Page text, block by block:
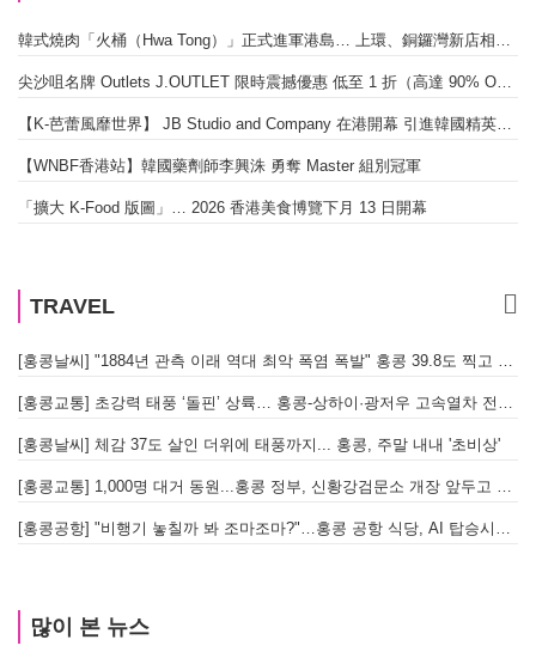
韓式燒肉「火桶（Hwa Tong）」正式進軍港島… 上環、銅鑼灣新店相繼開幕
尖沙咀名牌 Outlets J.OUTLET 限時震撼優惠 低至 1 折（高達 90% OFF）
【K-芭蕾風靡世界】 JB Studio and Company 在港開幕 引進韓國精英芭蕾教育系統
【WNBF香港站】韓國藥劑師李興洙 勇奪 Master 組別冠軍
「擴大 K-Food 版圖」… 2026 香港美食博覽下月 13 日開幕
TRAVEL
[홍콩날씨] "1884년 관측 이래 역대 최악 폭염 폭발" 홍콩 39.8도 찍고 역대 최고 기록 경신
[홍콩교통] 초강력 태풍 ‘돌핀’ 상륙… 홍콩-상하이·광저우 고속열차 전면 중단
[홍콩날씨] 체감 37도 살인 더위에 태풍까지... 홍콩, 주말 내내 '초비상'
[홍콩교통] 1,000명 대거 동원...홍콩 정부, 신황강검문소 개장 앞두고 실전 훈련 돌입
[홍콩공항] "비행기 놓칠까 봐 조마조마?"…홍콩 공항 식당, AI 탑승시간 계산해 메뉴 추천해 준다
많이 본 뉴스